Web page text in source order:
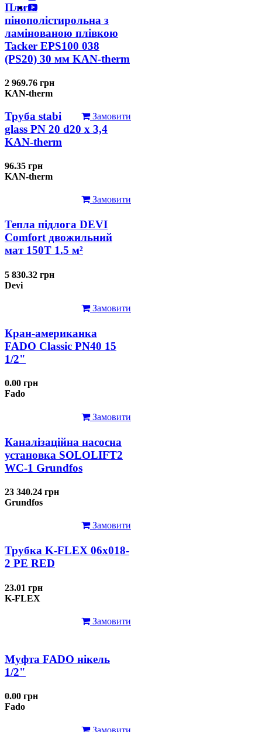
Плита
пінополістирольна з
ламінованою плівкою
Tacker EPS100 038
(PS20) 30 мм KAN-therm
2 969.76 грн
KAN-therm
Замовити
Труба stabi
glass PN 20 d20 х 3,4
KAN-therm
96.35 грн
KAN-therm
Замовити
Тепла підлога DEVI
Comfort двожильний
мат 150T 1.5 м²
5 830.32 грн
Devi
Замовити
Кран-американка
FADO Classic PN40 15
1/2"
0.00 грн
Fado
Замовити
Каналізаційна насосна
установка SOLOLIFT2
WC-1 Grundfos
23 340.24 грн
Grundfos
Замовити
Трубка K-FLEX 06x018-
2 РЕ RED
23.01 грн
K-FLEX
Замовити
Муфта FADO нікель
1/2"
0.00 грн
Fado
Замовити